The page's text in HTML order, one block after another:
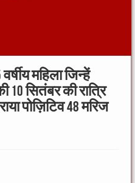
महिला जिन्हें
10 सितंबर की रात्रि
पोज़िटिव 48 मरिज